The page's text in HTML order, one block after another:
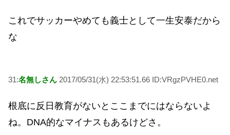
これでサッカーやめても義士として一生安泰だから
な
31:名無しさん 2017/05/31(水) 22:53:51.66 ID:VRgzPVHE0.net
根底に反日教育がないとここまでにはならないよ
ね。DNA的なマイナスもあるけどさ。